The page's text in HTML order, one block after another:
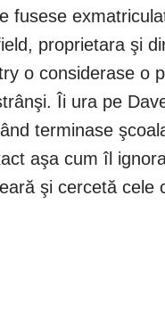
fusese
proprietara şi
o considerase o
Îi ura pe
terminase
aşa cum îl
şi cercetă